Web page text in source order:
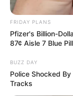
FRIDAY PLANS
Pfizer's Billion-
87¢ Aisle 7 Blue Pill
BUZZ DAY
Police Shocked
Tracks